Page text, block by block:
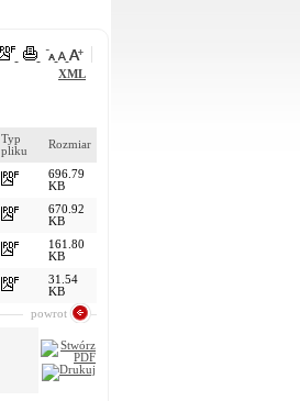
XML
Typ
pliku
Rozmiar
696.79
KB
670.92
KB
161.80
KB
31.54
KB
powrot